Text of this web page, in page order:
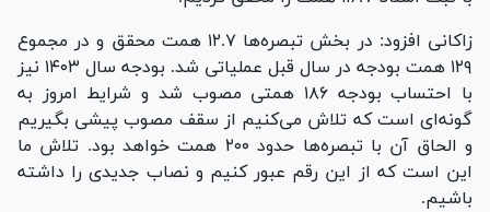
زاکانی افزود: در بخش تبصره‌ها ۱۲.۷ همت محقق و در مجموع
۱۲۹ همت بودجه در سال قبل عملیاتی شد. بودجه سال ۱۴۰۳ نیز
با احتساب بودجه ۱۸۶ همتی مصوب شد و شرایط امروز به
گونه‌ای است که تلاش می‌کنیم از سقف مصوب پیشی بگیریم
و الحاق آن با تبصره‌ها حدود ۲۰۰ همت خواهد بود. تلاش ما
این است که از این رقم عبور کنیم و نصاب جدیدی را داشته
باشیم.